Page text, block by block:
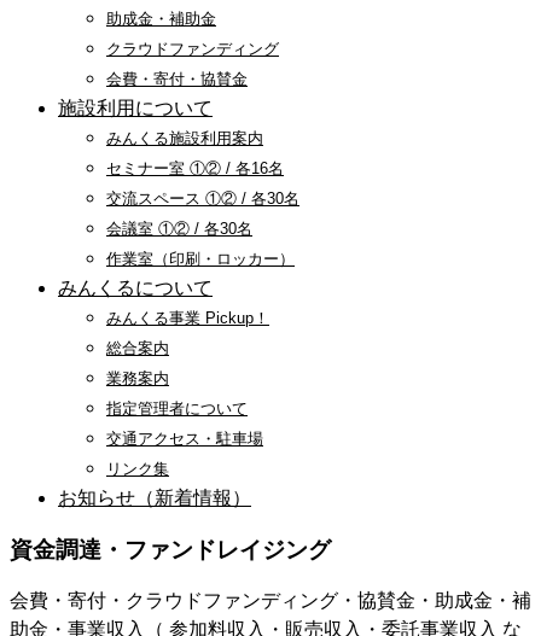
助成金・補助金
クラウドファンディング
会費・寄付・協賛金
施設利用について
みんくる施設利用案内
セミナー室 ①② / 各16名
交流スペース ①② / 各30名
会議室 ①② / 各30名
作業室（印刷・ロッカー）
みんくるについて
みんくる事業 Pickup！
総合案内
業務案内
指定管理者について
交通アクセス・駐車場
リンク集
お知らせ（新着情報）
資金調達・ファンドレイジング
会費・寄付・クラウドファンディング・協賛金・助成金・補
助金・事業収入（ 参加料収入・販売収入・委託事業収入 な